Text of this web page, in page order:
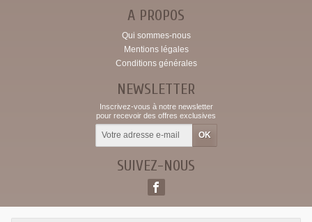
A PROPOS
Qui sommes-nous
Mentions légales
Conditions générales
NEWSLETTER
Inscrivez-vous à notre newsletter
pour recevoir des offres exclusives
SUIVEZ-NOUS